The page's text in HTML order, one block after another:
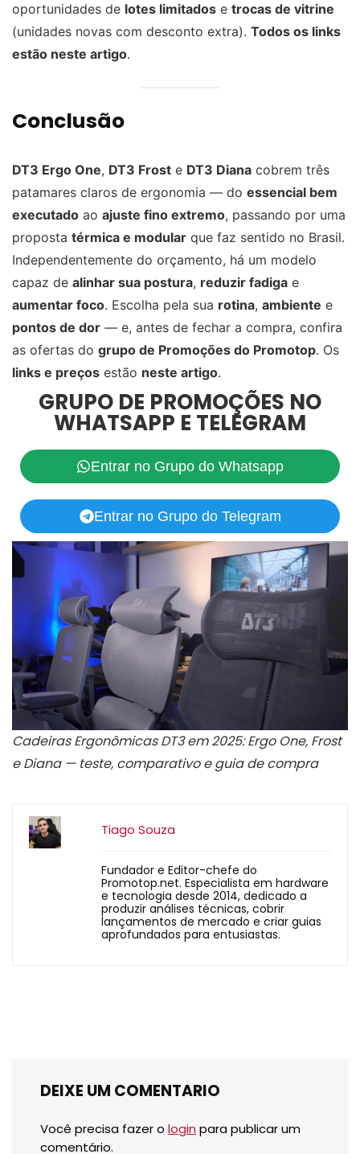
oportunidades de lotes limitados e trocas de vitrine
(unidades novas com desconto extra). Todos os links
estão neste artigo.
Conclusão
DT3 Ergo One, DT3 Frost e DT3 Diana cobrem três
patamares claros de ergonomia — do essencial bem
executado ao ajuste fino extremo, passando por uma
proposta térmica e modular que faz sentido no Brasil.
Independentemente do orçamento, há um modelo
capaz de alinhar sua postura, reduzir fadiga e
aumentar foco. Escolha pela sua rotina, ambiente e
pontos de dor — e, antes de fechar a compra, confira
as ofertas do grupo de Promoções do Promotop. Os
links e preços estão neste artigo.
GRUPO DE PROMOÇÕES NO
WHATSAPP E TELEGRAM
Entrar no Grupo do Whatsapp
Entrar no Grupo do Telegram
Cadeiras Ergonômicas DT3 em 2025: Ergo One, Frost
e Diana — teste, comparativo e guia de compra
Tiago Souza
Fundador e Editor-chefe do
Promotop.net. Especialista em hardware
e tecnologia desde 2014, dedicado a
produzir análises técnicas, cobrir
lançamentos de mercado e criar guias
aprofundados para entusiastas.
DEIXE UM COMENTARIO
Você precisa fazer o login para publicar um
comentário.